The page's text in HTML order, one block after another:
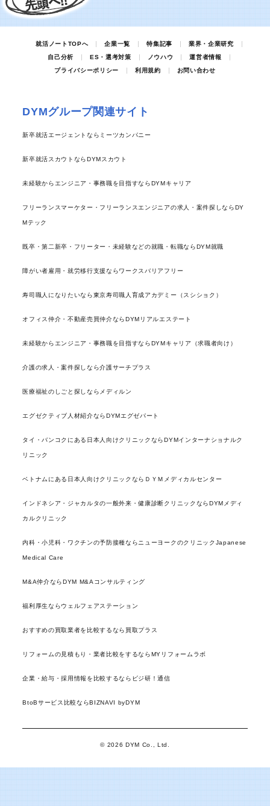
就活ノートTOPへ 企業一覧 特集記事
業界・企業研究
自己分析
ES・選考対策 ノウハウ
運営者情報
プライバシーポリシー
利用規約 お問い合わせ
DYMグループ関連サイト
新卒就活エージェントならミーツカンパニー
新卒就活スカウトならDYMスカウト
未経験からエンジニア・事務職を目指すならDYMキャリア
フリーランスマーケター・フリーランスエンジニアの求人・案件探しならDY
Mテック
既卒・第二新卒・フリーター・未経験などの就職・転職ならDYM就職
障がい者雇用・就労移行支援ならワークスバリアフリー
寿司職人になりたいなら東京寿司職人育成アカデミー（スシショク）
オフィス仲介・不動産売買仲介ならDYMリアルエステート
未経験からエンジニア・事務職を目指すならDYMキャリア（求職者向け）
介護の求人・案件探しなら介護サーチプラス
医療福祉のしごと探しならメディルン
エグゼクティブ人材紹介ならDYMエグゼパート
タイ・バンコクにある日本人向けクリニックならDYMインターナショナルク
リニック
ベトナムにある日本人向けクリニックならＤＹＭメディカルセンター
インドネシア・ジャカルタの一般外来・健康診断クリニックならDYMメディ
カルクリニック
内科・小児科・ワクチンの予防接種ならニューヨークのクリニックJapanese
Medical Care
M&A仲介ならDYM M&Aコンサルティング
福利厚生ならウェルフェアステーション
おすすめの買取業者を比較するなら買取プラス
リフォームの見積もり・業者比較をするならMYリフォームラボ
企業・給与・採用情報を比較するならビジ研！通信
BtoBサービス比較ならBIZNAVI byDYM
© 2026 DYM Co., Ltd.